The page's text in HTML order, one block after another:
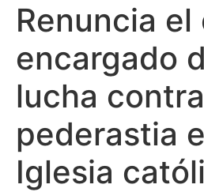
Renuncia el
encargado
lucha
pederastia
Iglesia